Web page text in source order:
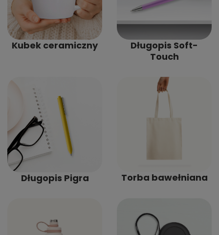
Kubek ceramiczny
Długopis Soft-
Touch
Długopis Pigra Torba bawełniana